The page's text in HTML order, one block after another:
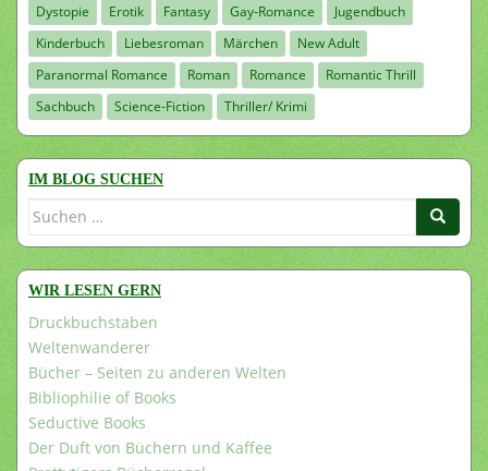
Dystopie Erotik Fantasy Gay-Romance
Jugendbuch
Kinderbuch
Liebesroman Märchen
New Adult
Paranormal Romance
Roman Romance
Romantic Thrill
Sachbuch
Science-Fiction Thriller/ Krimi
IM BLOG SUCHEN
Suchen
WIR LESEN GERN
Druckbuchstaben
Weltenwanderer
Bücher – Seiten zu anderen Welten
Bibliophilie of Books
Seductive Books
Der Duft von Büchern und Kaffee